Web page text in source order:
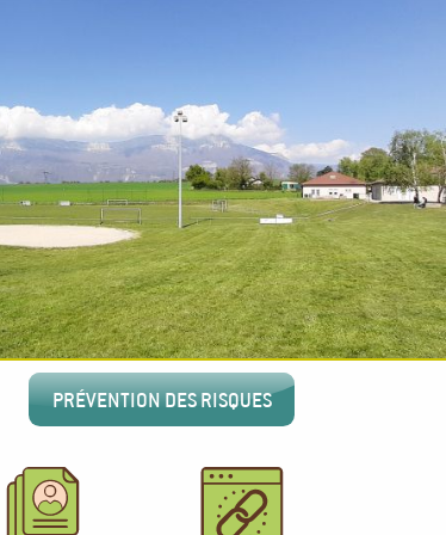
PRÉVENTION DES RISQUES